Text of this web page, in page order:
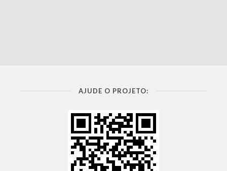
AJUDE O PROJETO: